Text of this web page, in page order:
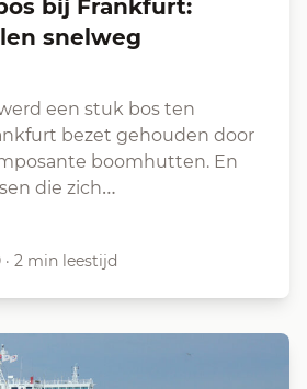
snelweg
een stuk bos ten
bezet gehouden door
boomhutten. En
die zich…
· 2 min leestijd